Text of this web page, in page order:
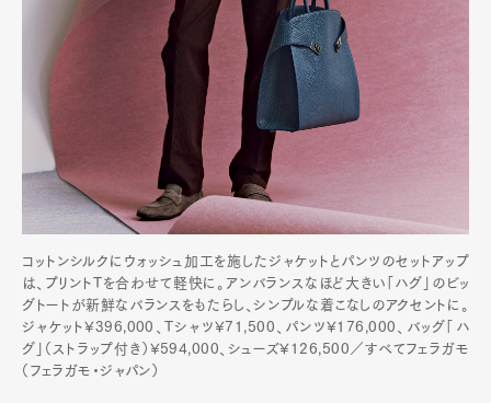
コットンシルクにウォッシュ加工を施したジャケットとパンツのセットアップ
は、プリントTを合わせて軽快に。アンバランスなほど大きい「ハグ」のビッ
グトートが新鮮なバランスをもたらし、シンプルな着こなしのアクセントに。
ジャケット¥396,000、Tシャツ¥71,500、パンツ¥176,000、バッグ「ハ
グ」（ストラップ付き）¥594,000、シューズ¥126,500／すべてフェラガモ
（フェラガモ・ジャパン）